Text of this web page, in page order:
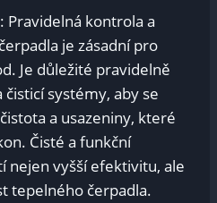
Pravidelná kontrola a
je zásadní pro
Je důležité pravidelně
systémy, aby se
a usazeniny, které
Čisté a funkční
nejen vyšší efektivitu, ale
tepelného čerpadla.